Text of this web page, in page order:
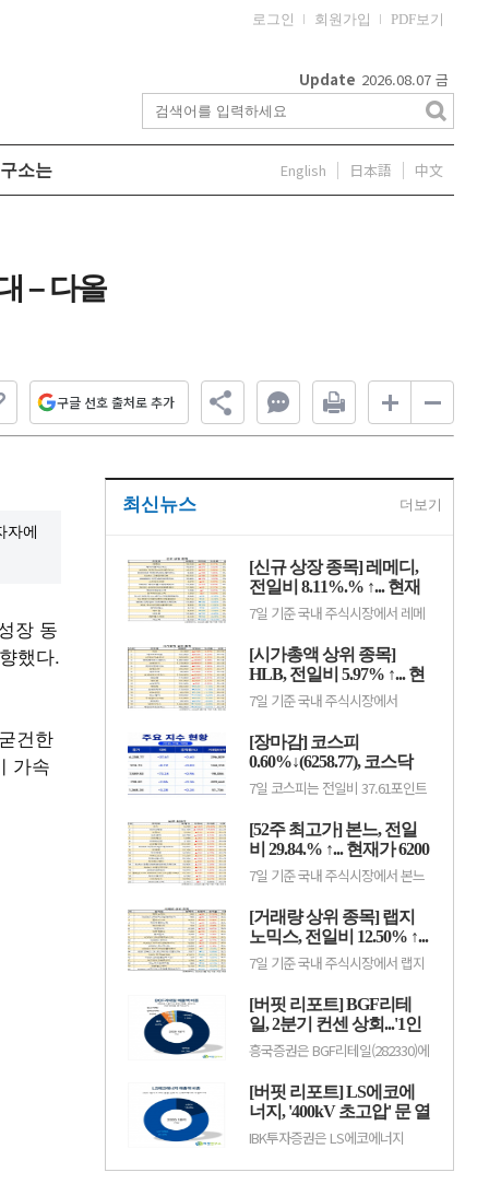
로그인 회원가입 PDF보기
Update 2026.08.07 금
소는 English 日本語 中文
– 다올
구글 선호 출처로 추가
에
장 동
했다.
건한
가속
최신뉴스 더보기
[신규 상장 종목] 레메디,
전일비 8.11%.% ↑... 현재
가 1만530원
7일 기준 국내 주식시장에서 레메
(8.11%) 오른 1만530원에 거래 중
이다.레메디는 의료기기 관련 사업
을 영위하는 기업으로, 신규 상장
이후 투자자 수급과 성장 기대감에
따라 주가 변동성이 나타날 수 있
(0156T0, 1만870원, ▲370,
3.52%), 스트라드비젼(475040,
3070원, ▲30, 0.99%), 세미티에
스(0017J0, 3110...
[시가총액 상위 종목]
HLB, 전일비 5.97% ↑... 현
재가 3만7300원
7일 기준 국내 주식시장에서
(5.97%) 오른 3만7300원에 거래
중이다.HLB는 항암제 개발을 중심
으로 바이오 사업을 영위하는 기업
으로, 신약 허가와 임상 결과, 글로
벌 판매 기대감 등에 따라 주가 변
프로비엠(247540, 10만7000원,
▲4500, 4.39%), LG에너지솔루션
(373220, 36만원, ▲1만5000,
4.35%), 한.
[장마감] 코스피
0.60%↓(6258.77), 코스닥
0.36%↓(798.81)
7일 코스피는 전일비 37.61포인트
했다. 이날 개인과 기관은 각각
3451억원, 8880억원 순매수했고,
외국인은 1조2550억원 순매도했
다.코스닥은 전일비 2.86포인트
(0.36%) 하락한 798.81pt로 마쳤
했고, 외국인과 기관은 각각 2943
억원, 1049억원 순매도했다.임정
은 KB증권 연구원은 KB리서치 장
마감.
[52주 최고가] 본느, 전일
비 29.84.% ↑... 현재가 6200
원
7일 기준 국내 주식시장에서 본느
(29.84%) 오른 6200원에 거래 중
이다.본느는 화장품 ODM·브랜드
사업을 영위하는 기업으로, 색조·
기초 화장품 등 뷰티 제품을 중심
으로 사업을 전개하고 있다. K뷰티
따라 주가 변동성이 나타날 수 있
다.이어 BGF리테일(282330, 15만
3100원, ▲1만9600, 1...
[거래량 상위 종목] 랩지
노믹스, 전일비 12.50% ↑...
현재가 882원
7일 기준 국내 주식시장에서 랩지
(12.50%) 오른 882원에 거래 중이
다.랩지노믹스는 분자진단 및 유전
체 분석 서비스를 제공하는 기업으
로, 진단키트와 임상 유전체 검사
등을 주요 사업으로 영위하고 있
수급 변화에 따라 주가 변동성이
나타날 수 있다.이어 폴라리스
AI(039980, 6...
[버핏 리포트] BGF리테
일, 2분기 컨센 상회...'1인
가구 증가' '방한 외국인
소비 확대' 구조적 수혜 전
망 - 흥국
흥국증권은 BGF리테일(282330)에
대해 1~2인 가구 증가와 방한 외국
인 소비 확대에 따른 구조적 수혜
가 이어질 것으로 전망하며 투자의
견 ‘매수’를 유지했다. 목표주가는
기존 18만원에서 19만원으로 상향
했다. BGF리테일의 전일 종가는
연구원은 “1~2인 가구 증가에 따
[버핏 리포트] LS에코에
너지, '400kV 초고압' 문 열
었다...2027년 본격 수혜 기
대 - IBK
IBK투자증권은 LS에코에너지
덕트를 중심으로 안정적인 실적 성